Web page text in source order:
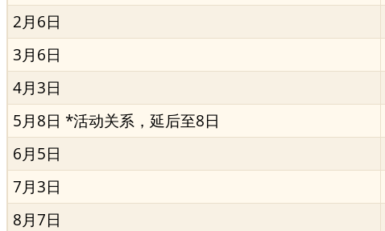
2月6日
3月6日
4月3日
5月8日 *活动关系，延后至8日
6月5日
7月3日
8月7日